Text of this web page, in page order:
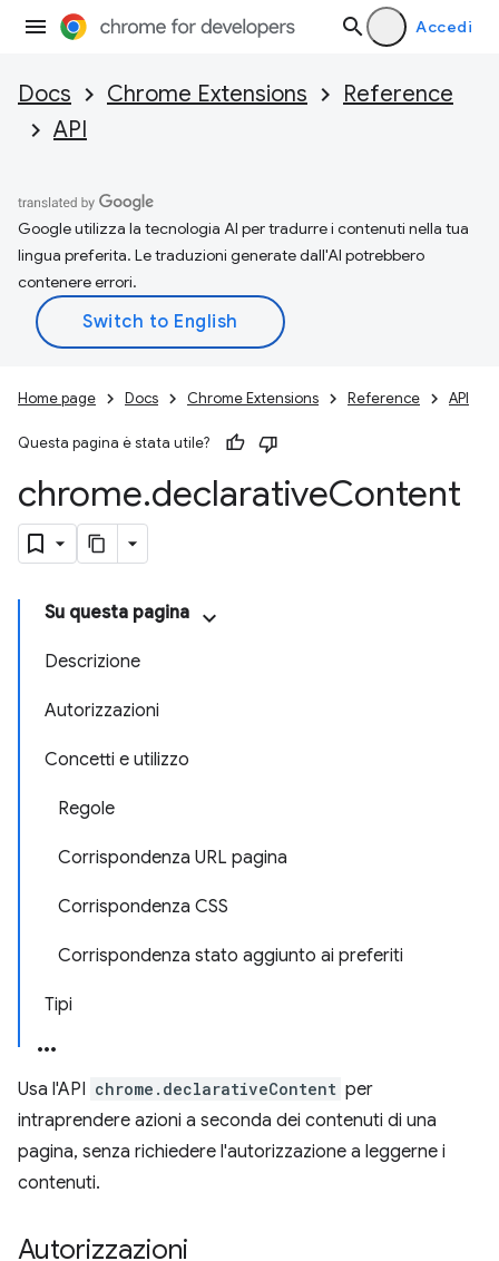
Accedi
Docs Chrome Extensions
Reference
API
Google utilizza la tecnologia AI per tradurre i contenuti nella tua
lingua preferita. Le traduzioni generate dall'AI potrebbero
contenere errori.
Home page Docs Chrome Extensions Reference API
Questa pagina è stata utile?
chrome.declarativeContent
Su questa pagina
Descrizione
Autorizzazioni
Concetti e utilizzo
Regole
Corrispondenza URL pagina
Corrispondenza CSS
Corrispondenza stato aggiunto ai preferiti
Tipi
Usa l'API chrome.declarativeContent per
intraprendere azioni a seconda dei contenuti di una
pagina, senza richiedere l'autorizzazione a leggerne i
contenuti.
Autorizzazioni